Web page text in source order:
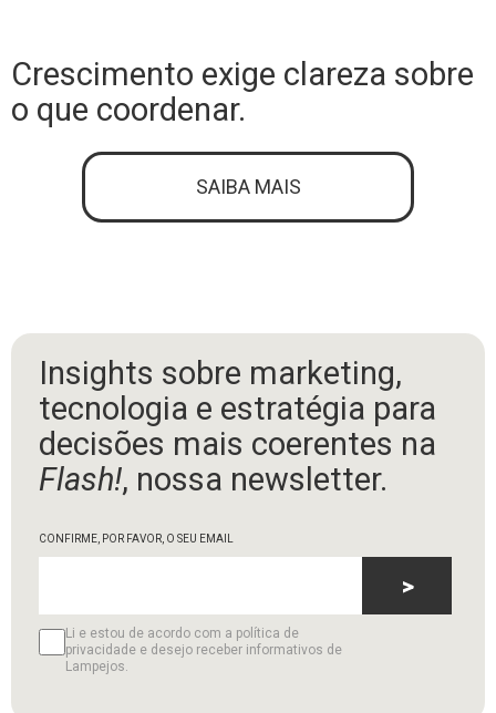
Crescimento exige clareza sobre
o que coordenar.
SAIBA MAIS
Insights sobre marketing,
tecnologia e estratégia para
decisões mais coerentes na
Flash!, nossa newsletter.
CONFIRME, POR FAVOR, O SEU EMAIL
Li e estou de acordo com a política de
privacidade e desejo receber informativos de
Lampejos.
>